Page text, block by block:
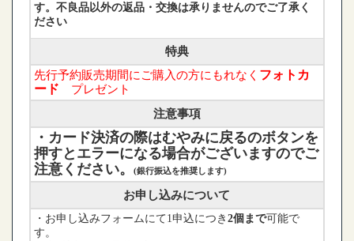
す。不良品以外の返品・交換は承りませんのでご了承く
ださい
特典
先行予約販売期間にご購入の方にもれなく フォトカ
ード プレゼント
注意事項
・カード決済の際はむやみに戻るのボタンを
押すとエラーになる場合がございますのでご
注意ください。
(銀行振込を推奨します)
お申し込みについて
・お申し込みフォームにて1申込につき 2個まで可能で
す。